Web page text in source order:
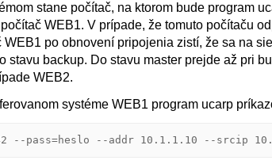
stane počítač, na ktorom bude program
WEB1. V prípade, že tomuto počítaču
po obnovení pripojenia zistí, že sa na
stavu backup. Do stavu master prejde až pri
WEB2.
systéme WEB1 program ucarp
--pass=heslo --addr 10.1.1.10 --srcip